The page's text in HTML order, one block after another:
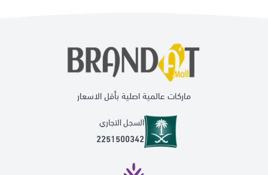
ماركات عالمية اصلية بأقل الاسعار
السجل التجاري
2251500342